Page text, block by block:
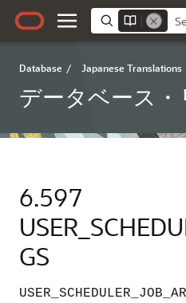
Database / Japanese Translations
データベース
6.597
GS